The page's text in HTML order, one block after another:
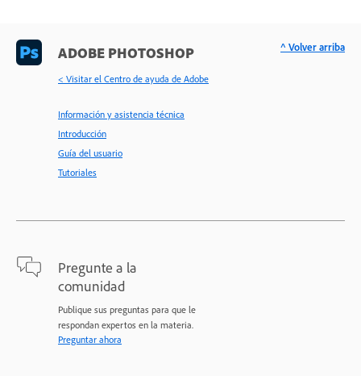
ADOBE PHOTOSHOP
< Visitar el Centro de ayuda de Adobe
Información y asistencia técnica
Introducción
Guía del usuario
Tutoriales
Pregunte a la
comunidad
Publique sus preguntas para que le
respondan expertos en la materia.
Preguntar ahora
^ Volver arriba